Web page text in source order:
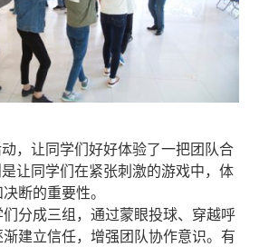
，让同学们好好体验了一把团队合
让同学们在紧张刺激的游戏中，体
断的重要性。
分成三组，通过蒙眼投球、穿越呼
建立信任，增强团队协作意识。有